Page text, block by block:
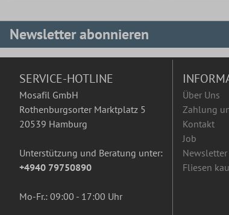
Newsletter abonnieren
SERVICE-HOTLINE
Mosafil GmbH
Rothenburgsorter Marktplatz 5
20539 Hamburg
Unterstützung und Beratung unter:
+4940 79750890
Mo-Fr.: 09:00 - 17:00 Uhr
Über Uns
Zahlung
Kontakt
Job
Newsletter
Fliesen